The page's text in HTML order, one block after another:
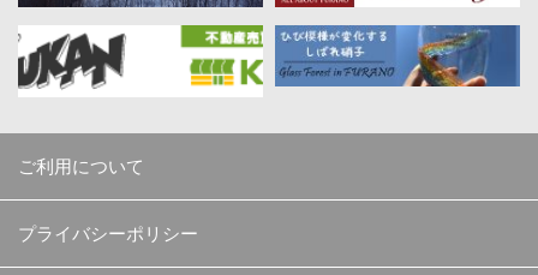
ご利用について
プライバシーポリシー